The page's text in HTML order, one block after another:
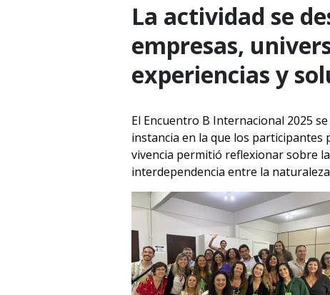
La actividad se
empresas,
experiencias y
El Encuentro B Internacional 2025
instancia en la que los participantes
vivencia permitió reflexionar sobre
interdependencia entre la